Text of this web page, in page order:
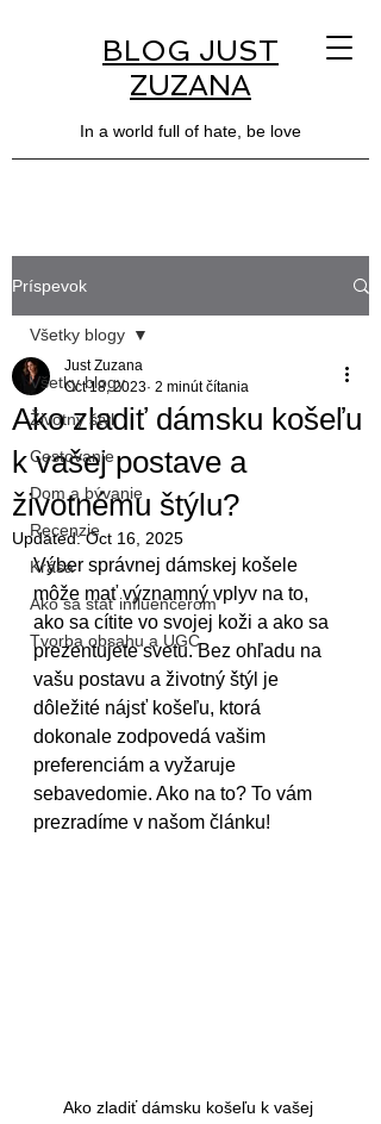
BLOG JUST
ZUZANA
In a world full of hate, be love
Príspevok
Všetky blogy
Životný štýl
Cestovanie
Dom a bývanie
Recenzie
Krása
Ako sa stať influencerom
Tvorba obsahu a UGC
Všetky blogy
Ako zladiť dámsku košeľu
k vašej postave a
životnému štýlu?
Just Zuzana
Oct 18, 2023 2 minút čítania
Updated:Oct 16, 2025
Výber správnej dámskej košele
môže mať významný vplyv na to,
ako sa cítite vo svojej koži a ako sa
prezentujete svetu. Bez ohľadu na
vašu postavu a životný štýl je
dôležité nájsť košeľu, ktorá
dokonale zodpovedá vašim
preferenciám a vyžaruje
sebavedomie. Ako na to? To vám
prezradíme v našom článku!
Ako zladiť dámsku košeľu k vašej